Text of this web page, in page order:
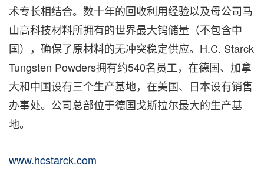
术专长相结合。数十年的回收利用经验以及母公司马
山高科技材料所拥有的世界最大钨储量（不包含中
国），确保了原材料的无冲突稳定供应。H.C. Starck
Tungsten Powders拥有约540名员工，在德国、加拿
大和中国设有三个生产基地，在美国、日本设有销售
办事处。公司总部位于德国戈斯拉尔最大的生产基
地。
www.hcstarck.com